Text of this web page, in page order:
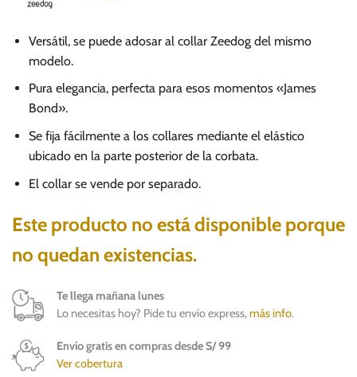
Versátil, se puede adosar al collar Zeedog del mismo
modelo.
Pura elegancia, perfecta para esos momentos «James
Bond».
Se fija fácilmente a los collares mediante el elástico
ubicado en la parte posterior de la corbata.
El collar se vende por separado.
Este producto no está disponible porque
no quedan existencias.
Te llega mañana lunes
Lo necesitas hoy? Pide tu envío express,más info.
Envío gratis en compras desde S/ 99
Ver cobertura